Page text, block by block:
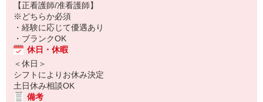
【正看護師/准看護師】
※どちらか必須
・経験に応じて優遇あり
・ブランクOK
休日・休暇
＜休日＞
シフトによりお休み決定
土日休み相談OK
備考